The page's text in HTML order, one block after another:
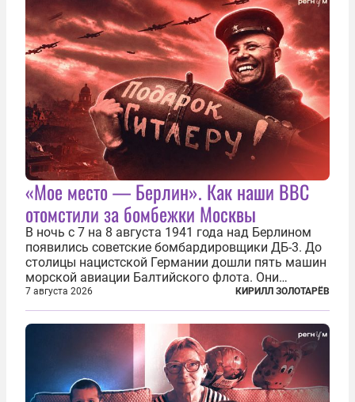
«Мое место — Берлин». Как наши ВВС
отомстили за бомбежки Москвы
В ночь с 7 на 8 августа 1941 года над Берлином
появились советские бомбардировщики ДБ-3. До
столицы нацистской Германии дошли пять машин
морской авиации Балтийского флота. Они
сбросили бомбы на город, который в тот момент
жил в полной уверенности, что война идет где-то
далеко на востоке, Красная...
7 августа 2026 КИРИЛЛ ЗОЛОТАРЁВ